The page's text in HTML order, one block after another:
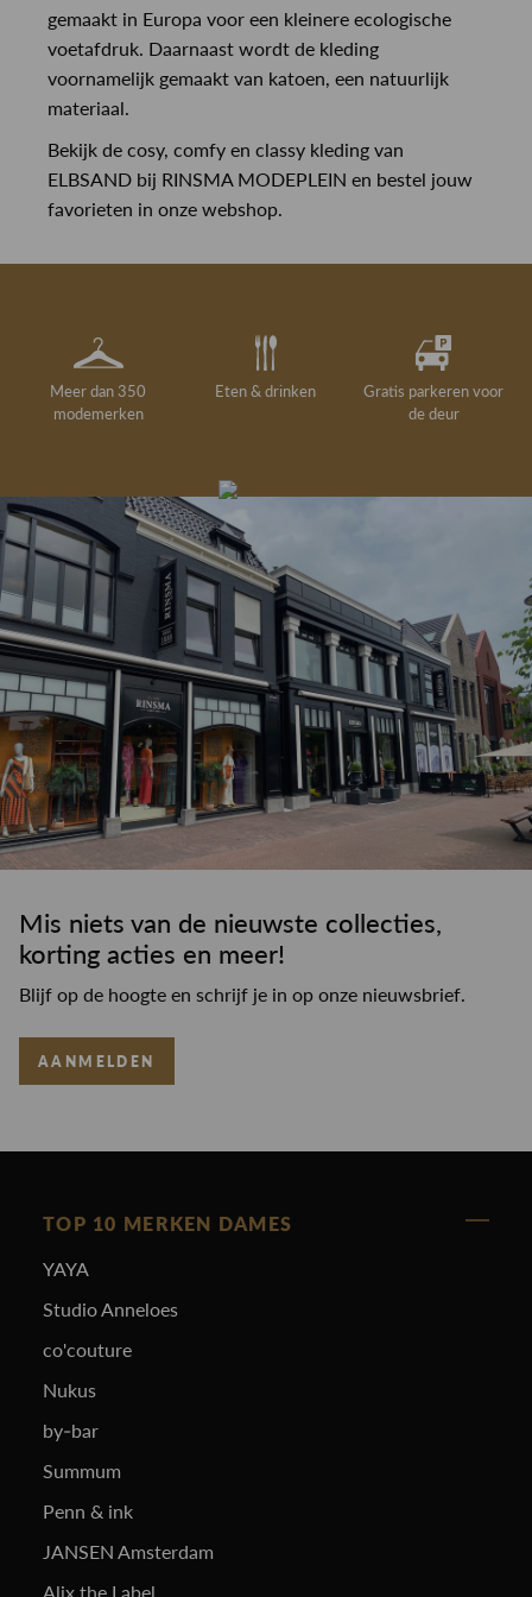
gemaakt in Europa voor een kleinere ecologische
voetafdruk. Daarnaast wordt de kleding
voornamelijk gemaakt van katoen, een natuurlijk
materiaal.
Bekijk de cosy, comfy en classy kleding van
ELBSAND bij RINSMA MODEPLEIN en bestel jouw
favorieten in onze webshop.
Meer dan 350
modemerken
Eten & drinken
Gratis parkeren voor
de deur
drankje
Gratis retourneren in
de winkel
Deskundig
kledingadvies
Mis niets van de nieuwste collecties,
korting acties en meer!
Blijf op de hoogte en schrijf je in op onze nieuwsbrief.
AANMELDEN
TOP 10 MERKEN DAMES
YAYA
Studio Anneloes
co'couture
Nukus
by-bar
Summum
Penn & ink
JANSEN Amsterdam
Alix the Label